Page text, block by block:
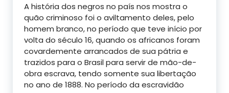
A história dos negros no país nos mostra o
quão criminoso foi o aviltamento deles, pelo
homem branco, no período que teve início por
volta do século 16, quando os africanos foram
covardemente arrancados de sua pátria e
trazidos para o Brasil para servir de mão-de-
obra escrava, tendo somente sua libertação
no ano de 1888. No período da escravidão